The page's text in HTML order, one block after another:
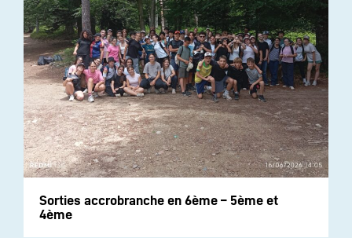
Sorties accrobranche en 6ème – 5ème et
4ème